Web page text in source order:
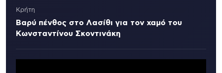
Κρήτη
Βαρύ πένθος στο Λασίθι για τον χαμό του
Κωνσταντίνου Σκοντινάκη